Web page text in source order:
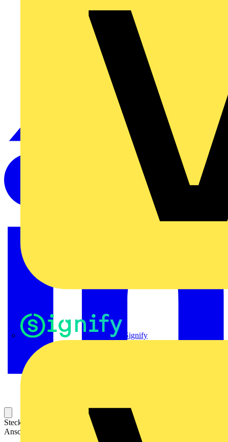
Signify
Steckbarer Leiterplatten-Anschluss mit innovatiever
Anschlusstechnologie für eine sichere und intuitive Handhabung.